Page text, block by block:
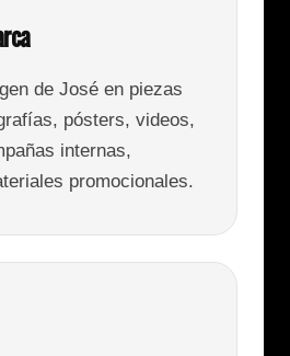
de José en piezas
pósters, videos,
internas,
promocionales.